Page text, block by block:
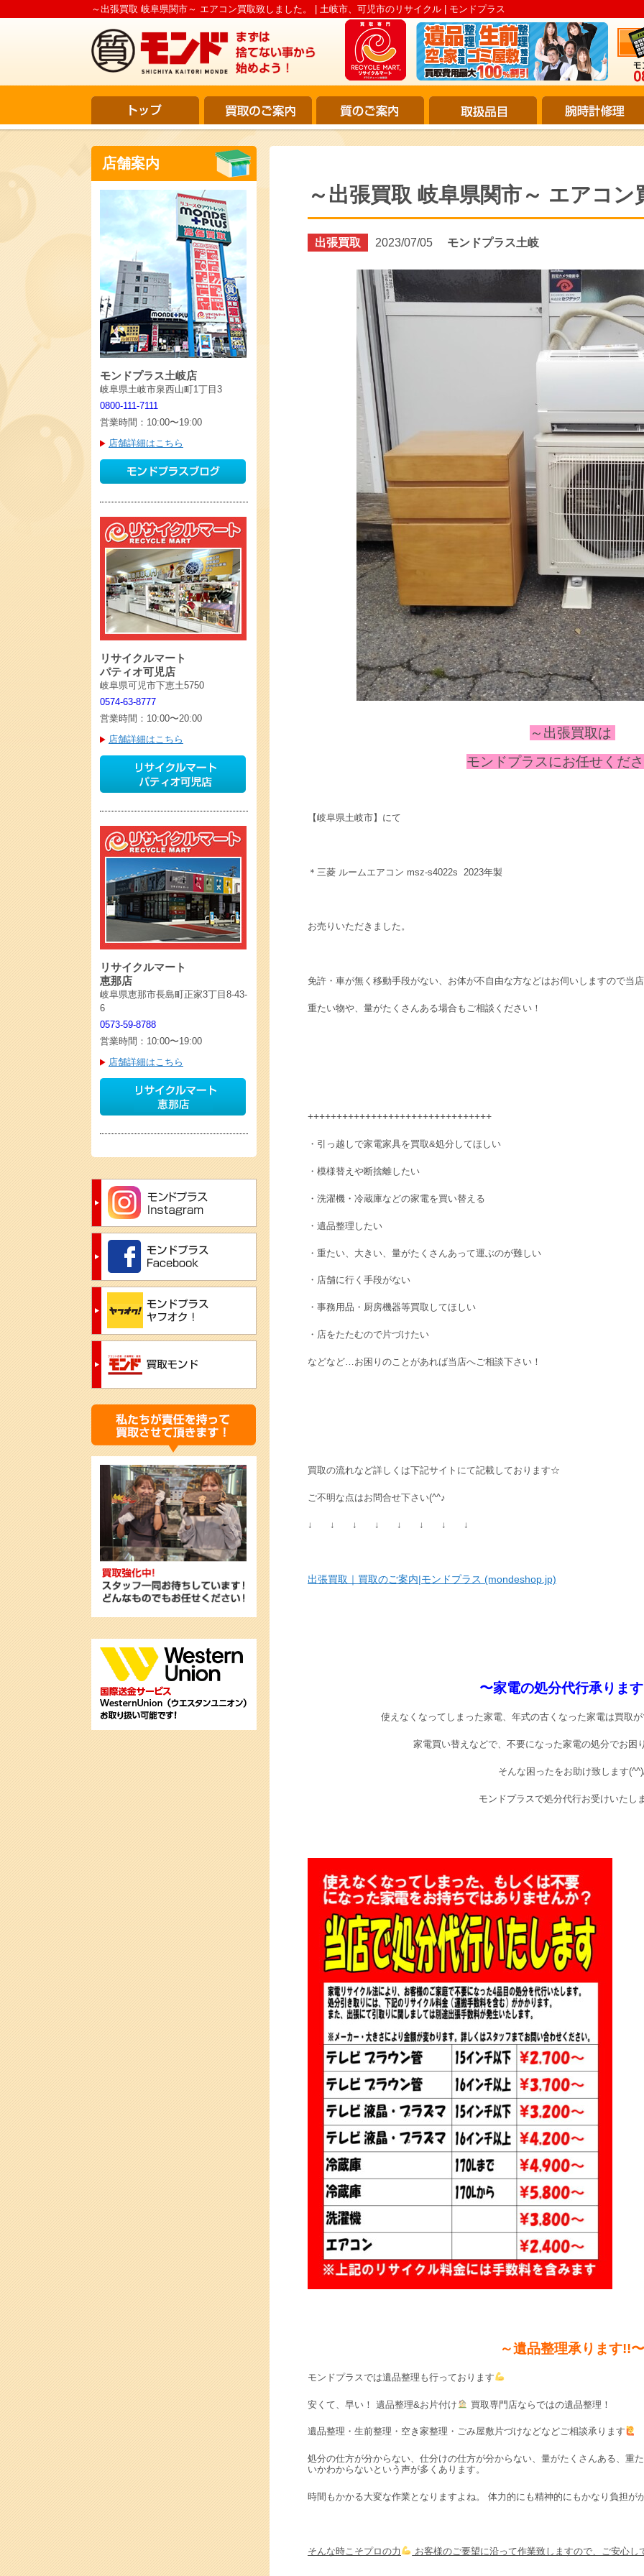
～出張買取 岐阜県関市～ エアコン買取致しました。 | 土岐市、可児市のリサイクル | モンドプラス
～出張買取 岐阜県関市～ エアコ
出張買取 2023/07/05 モンドプラス土岐
～出張買取は
モンドプラスにお任せくだ
【岐阜県土岐市】にて
＊三菱 ルームエアコン msz-s4022s 2023年製
お売りいただきました。
免許・車が無く移動手段がない、お体が不自由な方などはお伺いしますので当
重たい物や、量がたくさんある場合もご相談ください！
++++++++++++++++++++++++++++++++
・引っ越しで家電家具を買取&処分してほしい
・模様替えや断捨離したい
・洗濯機・冷蔵庫などの家電を買い替える
・遺品整理したい
・重たい、大きい、量がたくさんあって運ぶのが難しい
・店舗に行く手段がない
・事務用品・厨房機器等買取してほしい
・店をたたむので片づけたい
などなど…お困りのことがあれば当店へご相談下さい！
買取の流れなど詳しくは下記サイトにて記載しております☆
ご不明な点はお問合せ下さい(^^♪
↓ ↓ ↓ ↓ ↓ ↓ ↓ ↓
出張買取｜買取のご案内|モンドプラス (mondeshop.jp)
〜家電の処分代行承りま
使えなくなってしまった家電、年式の古くなった家電は買取
家電買い替えなどで、不要になった家電の処分でお困
そんな困ったをお助け致します
モンドプラスで処分代行お受けいたし
～遺品整理承ります!!〜
モンドプラスでは遺品整理も行っております
安くて、早い！ 遺品整理&お片付け 買取専門店ならではの遺品整理！
遺品整理・生前整理・空き家整理・ごみ屋敷片づけなどなどご相談承ります
処分の仕方が分からない、仕分けの仕方が分からない、量がたくさんある、重
いかわからないという声が多くあります。
時間もかかる大変な作業となりますよね。 体力的にも精神的にもかなり負担が
そんな時こそプロの力 お客様のご要望に沿って作業致しますので、ご安心し
店舗案内
モンドプラス土岐店
岐阜県土岐市泉西山町1丁目3
0800-111-7111
営業時間：10:00〜19:00
店舗詳細はこちら
リサイクルマート
パティオ可児店
岐阜県可児市下恵土5750
0574-63-8777
営業時間：10:00〜20:00
店舗詳細はこちら
リサイクルマート
恵那店
岐阜県恵那市長島町正家3丁目8-43-
6
0573-59-8788
営業時間：10:00〜19:00
店舗詳細はこちら